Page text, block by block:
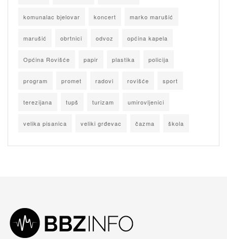
komunalac bjelovar koncert marko marušić
marušić obrtnici odvoz općina kapela
Općina Rovišće papir plastika policija
program promet radovi rovišće sport
terezijana tupš turizam umirovljenici
velika pisanica veliki grđevac čazma škola